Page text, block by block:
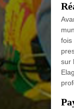
fois
sur